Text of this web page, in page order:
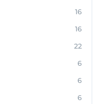
16
16
22
6
6
6